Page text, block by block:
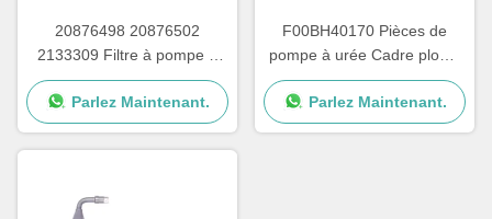
20876498 20876502
2133309 Filtre à pompe à
urée pour les pièces de
réparation de pompes
Adblue
Parlez Maintenant.
F00BH40170 Pièces de
pompe à urée Cadre plomb
pour carte de circuit de
pompe à urée
Parlez Maintenant.